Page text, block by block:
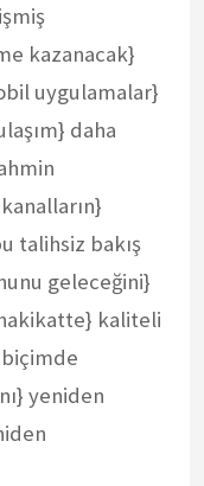
kazanacak}
uygulamalar}
daha
talihsiz bakış
geleceğini}
kaliteli
yeniden